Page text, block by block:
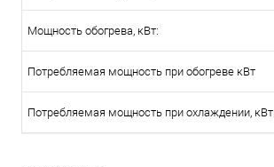
Мощность обогрева, кВт:
Потребляемая мощность при обогреве кВт
Потребляемая мощность при охлаждении, кВт